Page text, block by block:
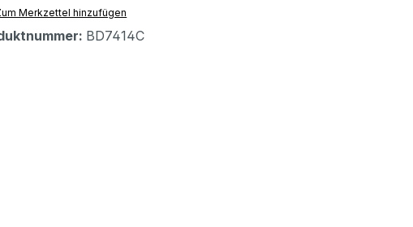
Merkzettel hinzufügen
BD7414C